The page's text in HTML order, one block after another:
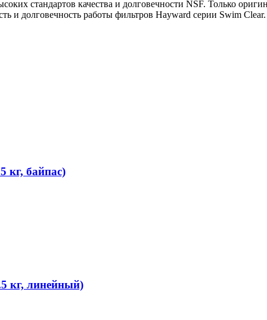
стандартов качества и долговечности NSF. Только
и долговечность работы фильтров Hayward серии Swim Clear.
кг, байпас)
кг, линейный)